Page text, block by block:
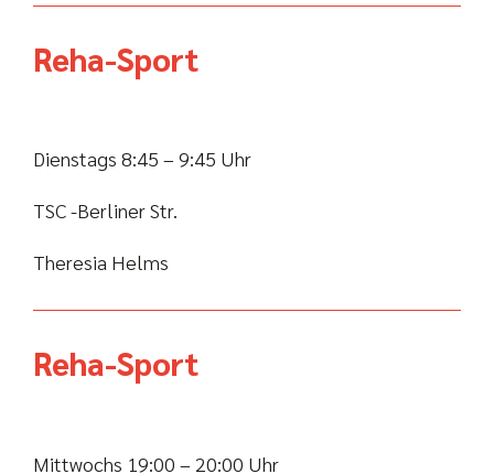
Reha-Sport
Dienstags 8:45 – 9:45 Uhr
TSC -Berliner Str.
Theresia Helms
Reha-Sport
Mittwochs 19:00 – 20:00 Uhr